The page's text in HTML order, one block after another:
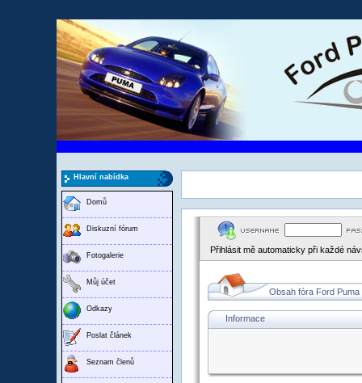
Hlavní nabídka
Domů
Diskuzní fórum
Fotogalerie
Můj účet
Odkazy
Poslat článek
Seznam členů
Přihlásit mě automaticky při každé
Obsah fóra Ford Puma
Informace